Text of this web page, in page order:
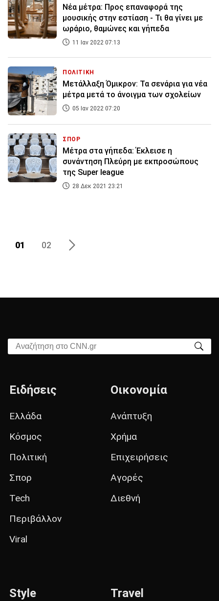
Νέα μέτρα: Προς επαναφορά της
μουσικής στην εστίαση - Τι θα γίνει με
ωράριο, θαμώνες και γήπεδα
11 Ιαν 2022 07:13
ΠΟΛΙΤΙΚΗ
Μετάλλαξη Όμικρον: Τα σενάρια για νέα
μέτρα μετά το άνοιγμα των σχολείων
05 Ιαν 2022 07:20
ΣΠΟΡ
Μέτρα στα γήπεδα: Έκλεισε η
συνάντηση Πλεύρη με εκπροσώπους
της Super league
28 Δεκ 2021 23:21
01 02
Αναζήτηση στο CNN.gr
Ειδήσεις
Ελλάδα
Κόσμος
Πολιτική
Σπορ
Tech
Περιβάλλον
Viral
Οικονομία
Ανάπτυξη
Χρήμα
Επιχειρήσεις
Αγορές
Διεθνή
Style Travel